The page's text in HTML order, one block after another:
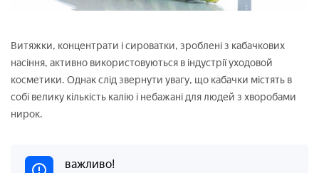
Витяжки, концентрати і сироватки, зроблені з кабачкових
насіння, активно використовуються в індустрії уходовой
косметики. Однак слід звернути увагу, що кабачки містять в
собі велику кількість калію і небажані для людей з хворобами
нирок.
важливо!